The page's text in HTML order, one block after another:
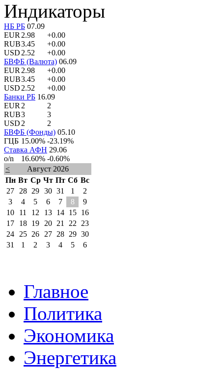
Индикаторы
НБ РБ 07.09
EUR 2.98
+0.00
RUB3.45
+0.00
USD 2.52
+0.00
БВФБ (Валюта) 06.09
EUR 2.98
+0.00
RUB3.45
+0.00
USD 2.52
+0.00
Банки РБ 16.09
EUR 2
2
RUB3
3
USD 2
2
БВФБ (Фонды) 05.10
ГЦБ 15.00% -23.19%
Ставка АФН 29.06
o/n
16.60% -0.60%
<
Август 2026
Пн Вт Ср Чт Пт Сб Вс
27
28 29 30 31 1
2
3
4 5 6 7 8
9
10
11 12 13 14 15
16
17
18 19 20 21 22
23
24
25 26 27 28 29 30
31
1 2 3 4 5 6
Главное
Политика
Экономика
Энергетика